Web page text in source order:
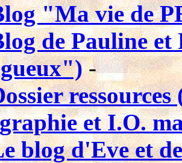
"Ma vie de
de Pauline
-
et I.O.
blog d'Eve et